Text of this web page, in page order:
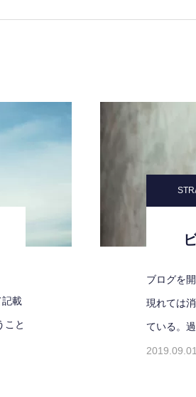
記載
こと
ブログを
現れては
ている。
2019.09.01